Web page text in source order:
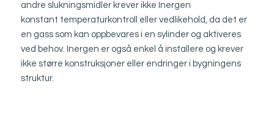
andre slukningsmidler krever ikke Inergen
konstant temperaturkontroll eller vedlikehold, da det er
en gass som kan oppbevares i en sylinder og aktiveres
ved behov. Inergen er også enkel å installere og krever
ikke større konstruksjoner eller endringer i bygningens
struktur.